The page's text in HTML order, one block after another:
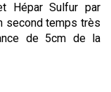
Hépar Sulfur par
second temps très
de 5cm de la